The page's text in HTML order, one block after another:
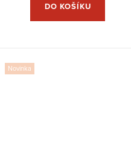
DO KOŠÍKU
Novinka